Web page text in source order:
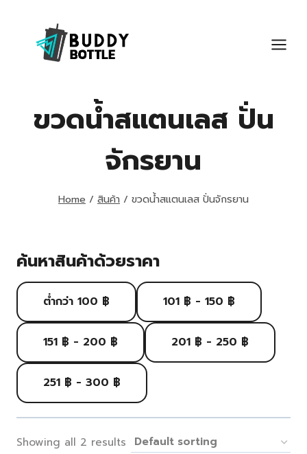
content
ขวดน้ำสแตนเลส ปั่น
จักรยาน
Home / สินค้า / ขวดน้ำสแตนเลส ปั่นจักรยาน
ค้นหาสินค้าด้วยราคา
ต่ำกว่า 100 ฿ 101 ฿ - 150 ฿
151 ฿ - 200 ฿ 201 ฿ - 250 ฿
251 ฿ - 300 ฿
Showing all 2 results